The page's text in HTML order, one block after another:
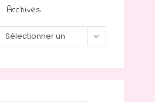
Archives
Archives
Sélectionner un